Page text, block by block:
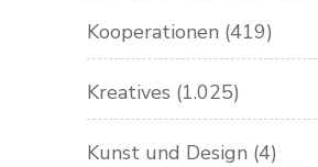
Kooperationen (419)
Kreatives (1.025)
Kunst und Design (4)